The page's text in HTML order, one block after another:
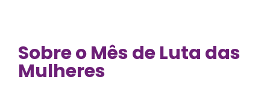
Sobre o Mês de Luta das
Mulheres